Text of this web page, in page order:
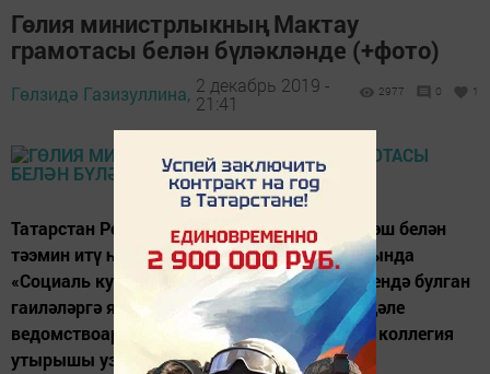
Гөлия министрлыкның Мактау
грамотасы белән бүләкләнде (+фото)
Гөлзидә Газизуллина, 2 декабрь 2019 -
21:41
2977 0 1
Татарстан Республикасы Хезмәт, халыкны эш белән
тәэмин итү һәм социаль яклау министрлыгында
«Социаль куркыныч һәм авыр тормыш хәлендә булган
гаиләләргә ярдәм итү нигезе буларак нәтиҗәле
ведомствоара хезмәттәшлек» дигән темага коллегия
утырышы узды.